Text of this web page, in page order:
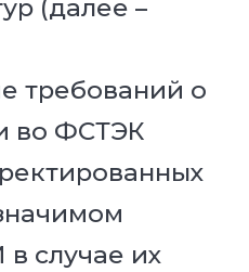
(далее –
требований о
во ФСТЭК
случае их